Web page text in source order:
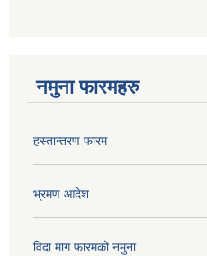
नमुना फारमहरु
हस्तान्तरण फारम
भ्रमण आदेश
विदा माग फारमको नमुना